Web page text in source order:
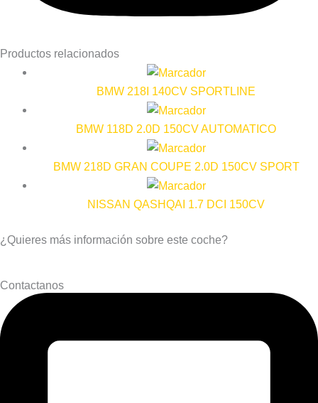
Productos relacionados
BMW 218I 140CV SPORTLINE
BMW 118D 2.0D 150CV AUTOMATICO
BMW 218D GRAN COUPE 2.0D 150CV SPORT
NISSAN QASHQAI 1.7 DCI 150CV
¿Quieres más información sobre este coche?
Contactanos